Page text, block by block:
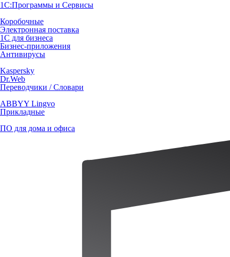
1С:Программы и Сервисы
Коробочные
Электронная поставка
1С для бизнеса
Бизнес-приложения
Антивирусы
Kaspersky
Dr.Web
Переводчики / Словари
ABBYY Lingvo
Прикладные
ПО для дома и офиса